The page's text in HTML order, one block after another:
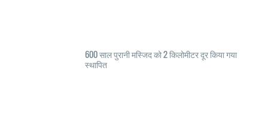
600 साल पुरानी मस्जिद को 2 किलोमीटर दूर किया गया
स्थापित